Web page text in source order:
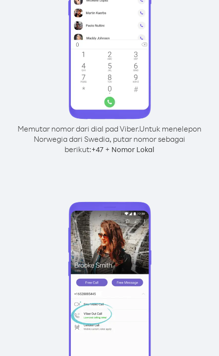
Memutar nomor dari dial pad Viber.Untuk menelepon
Norwegia dari Swedia, putar nomor sebagai
berikut:+47 + Nomor Lokal